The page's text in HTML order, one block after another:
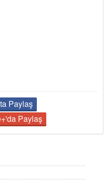
Paylaş
Paylaş